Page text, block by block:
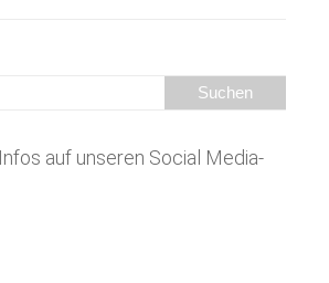
auf unseren Social Media-